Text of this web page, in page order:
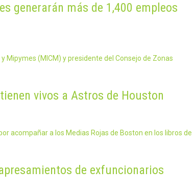
generarán más de 1,400 empleos
Mipymes (MICM) y presidente del Consejo de Zonas
vivos a Astros de Houston
acompañar a los Medias Rojas de Boston en los libros de
de exfuncionarios